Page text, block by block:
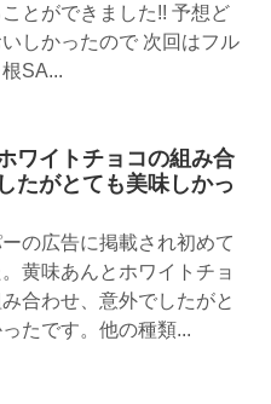
とができました!! 予想ど
しかったので 次回はフル
SA...
ワイトチョコの組み合
たがとても美味しかっ
の広告に掲載され初めて
黄味あんとホワイトチョ
合わせ、意外でしたがと
たです。他の種類...